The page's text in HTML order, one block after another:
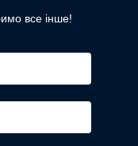
все інше!